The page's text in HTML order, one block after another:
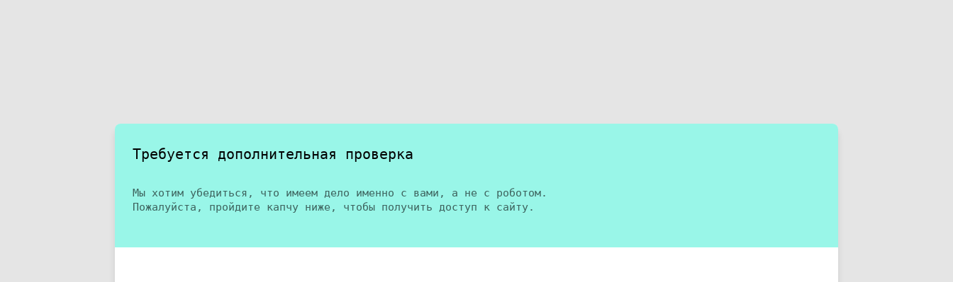
Требуется дополнительная проверка
Мы хотим убедиться, что имеем дело именно с вами, а не с роботом.
Пожалуйста, пройдите капчу ниже, чтобы получить доступ к сайту.